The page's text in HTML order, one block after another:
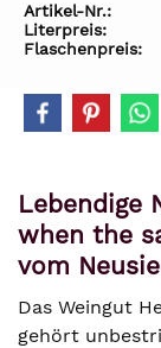
Artikel-Nr.:
Literpreis:
Flaschenpreis:
Lebendige
when the
vom
Das Weingut
gehört